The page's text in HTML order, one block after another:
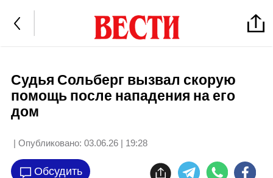
Судья Сольберг вызвал скорую
помощь после нападения на его
дом
| Опубликовано: 03.06.26 | 19:28
Обсудить